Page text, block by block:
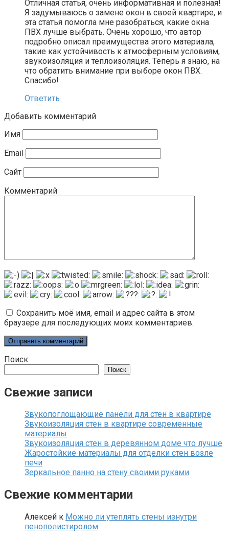
Отличная статья, очень информативная и полезная!
Я задумываюсь о замене окон в своей квартире, и
эта статья помогла мне разобраться, какие окна
ПВХ лучше выбрать. Очень хорошо, что автор
подробно описал преимущества этого материала,
такие как устойчивость к атмосферным условиям,
звукоизоляция и теплоизоляция. Теперь я знаю, на
что обратить внимание при выборе окон ПВХ.
Спасибо!
Ответить
Добавить комментарий
Имя
Email
Сайт
Комментарий
Сохранить моё имя, email и адрес сайта в этом
браузере для последующих моих комментариев.
Поиск
Поиск
Свежие записи
Звукопоглощающие панели для стен в квартире
Звукоизоляция стен в квартире современные
материалы
Звукоизоляция стен в деревянном доме что лучше
Жаростойкие материалы для отделки стен возле
печи
Зеркальное панно на стену своими руками
Свежие комментарии
Алексей к Можно ли утеплять стены изнутри
пенополистиролом